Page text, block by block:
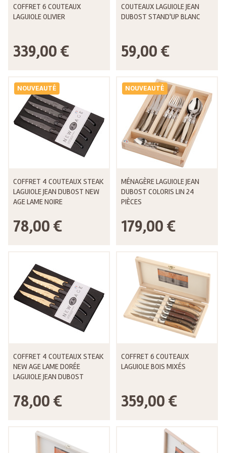
COFFRET 6 COUTEAUX
LAGUIOLE OLIVIER
339,00 €
COUTEAUX LAGUIOLE JEAN
DUBOST STAND'UP BLANC
59,00 €
NOUVEAUTÉ
COFFRET 4 COUTEAUX STEAK
LAGUIOLE JEAN DUBOST NEW
AGE LAME NOIRE
78,00 €
NOUVEAUTÉ
MÉNAGÈRE LAGUIOLE JEAN
DUBOST COLORIS LIN 24
PIÈCES
179,00 €
COFFRET 4 COUTEAUX STEAK
NEW AGE LAME DORÉE
LAGUIOLE JEAN DUBOST
78,00 €
COFFRET 6 COUTEAUX
LAGUIOLE BOIS MIXÉS
359,00 €